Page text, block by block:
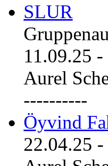
SLUR
11.09.25 -
Aurel
----------
Öyvind
22.04.25 -